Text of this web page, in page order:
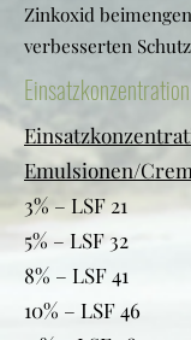
Zinkoxid
verbesserten
Einsatzkonzentration
Emulsionen/
3% – LSF 21
5% – LSF 32
8% – LSF 41
10% – LSF 46